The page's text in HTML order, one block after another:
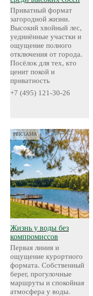
Приватный формат
загородной жизни.
Высокий хвойный лес,
уединённые участки и
ощущение полного
отключения от города.
Посёлок для тех, кто
ценит покой и
приватность
+7 (495) 121-30-26
РЕКЛАМА
Жизнь у воды без
компромиссов
Первая линия и
ощущение курортного
формата. Собственный
берег, прогулочные
маршруты и спокойная
атмосфера у воды.